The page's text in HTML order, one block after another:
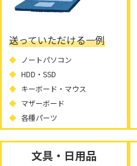
送っていただける一例
ノートパソコン
HDD・SSD
キーボード・マウス
マザーボード
各種パーツ
文具・日用品